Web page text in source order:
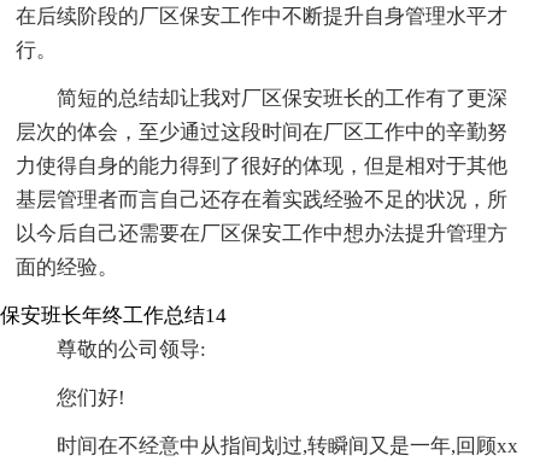
在后续阶段的厂区保安工作中不断提升自身管理水平才
行。
简短的总结却让我对厂区保安班长的工作有了更深
层次的体会，至少通过这段时间在厂区工作中的辛勤努
力使得自身的能力得到了很好的体现，但是相对于其他
基层管理者而言自己还存在着实践经验不足的状况，所
以今后自己还需要在厂区保安工作中想办法提升管理方
面的经验。
保安班长年终工作总结14
尊敬的公司领导:
您们好!
时间在不经意中从指间划过,转瞬间又是一年,回顾xx